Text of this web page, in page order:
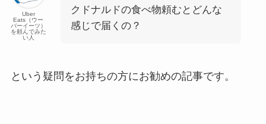
Uber
Eats（ウー
バーイーツ）
を頼んでみた
い人
クドナルドの食べ物頼むとどんな
感じで届くの？
という疑問をお持ちの方にお勧めの記事です。